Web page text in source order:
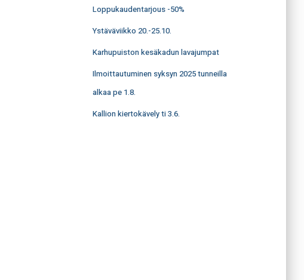
Loppukaudentarjous -50%
Ystäväviikko 20.-25.10.
Karhupuiston kesäkadun lavajumpat
Ilmoittautuminen syksyn 2025 tunneilla
alkaa pe 1.8.
Kallion kiertokävely ti 3.6.